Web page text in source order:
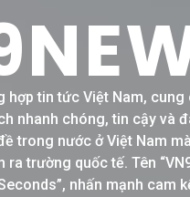
hợp tin tức Việt Nam,
nhanh chóng, tin cậy và
trong nước ở Việt Nam
trường quốc tế. Tên
nhấn mạnh cam